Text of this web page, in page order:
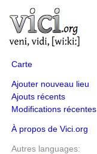
Carte
Ajouter nouveau lieu
Ajouts récents
Modifications récentes
À propos de Vici.org
Autres languages: